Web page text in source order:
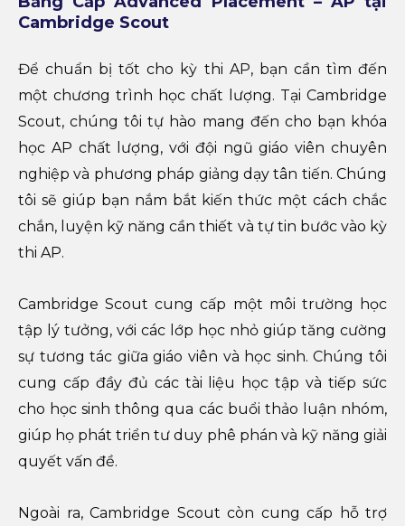
Cambridge Scout
Để chuẩn bị tốt cho kỳ thi AP, bạn cần tìm đến
một chương trình học chất lượng. Tại Cambridge
Scout, chúng tôi tự hào mang đến cho bạn khóa
học AP chất lượng, với đội ngũ giáo viên chuyên
nghiệp và phương pháp giảng dạy tân tiến. Chúng
tôi sẽ giúp bạn nắm bắt kiến thức một cách chắc
chắn, luyện kỹ năng cần thiết và tự tin bước vào kỳ
thi AP.
Cambridge Scout cung cấp một môi trường học
tập lý tưởng, với các lớp học nhỏ giúp tăng cường
sự tương tác giữa giáo viên và học sinh. Chúng tôi
cung cấp đầy đủ các tài liệu học tập và tiếp sức
cho học sinh thông qua các buổi thảo luận nhóm,
giúp họ phát triển tư duy phê phán và kỹ năng giải
quyết vấn đề.
Ngoài ra, Cambridge Scout còn cung cấp hỗ trợ